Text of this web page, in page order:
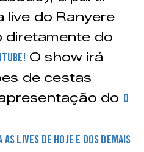
live do Ranyere
diretamente do
O show irá
de cestas
do O
LIVES DE HOJE E DOS DEMAIS